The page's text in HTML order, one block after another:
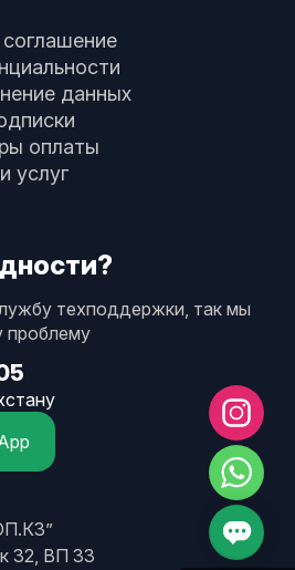
данных
оплаты
услуг
техподдержки, так мы
32, ВП 33